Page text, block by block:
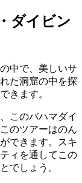
ダイビン
中で、美しいサ
た洞窟の中を探
きます。
このバハマダイ
のツアーはのん
できます。スキ
ィを通してこの
でしょう。